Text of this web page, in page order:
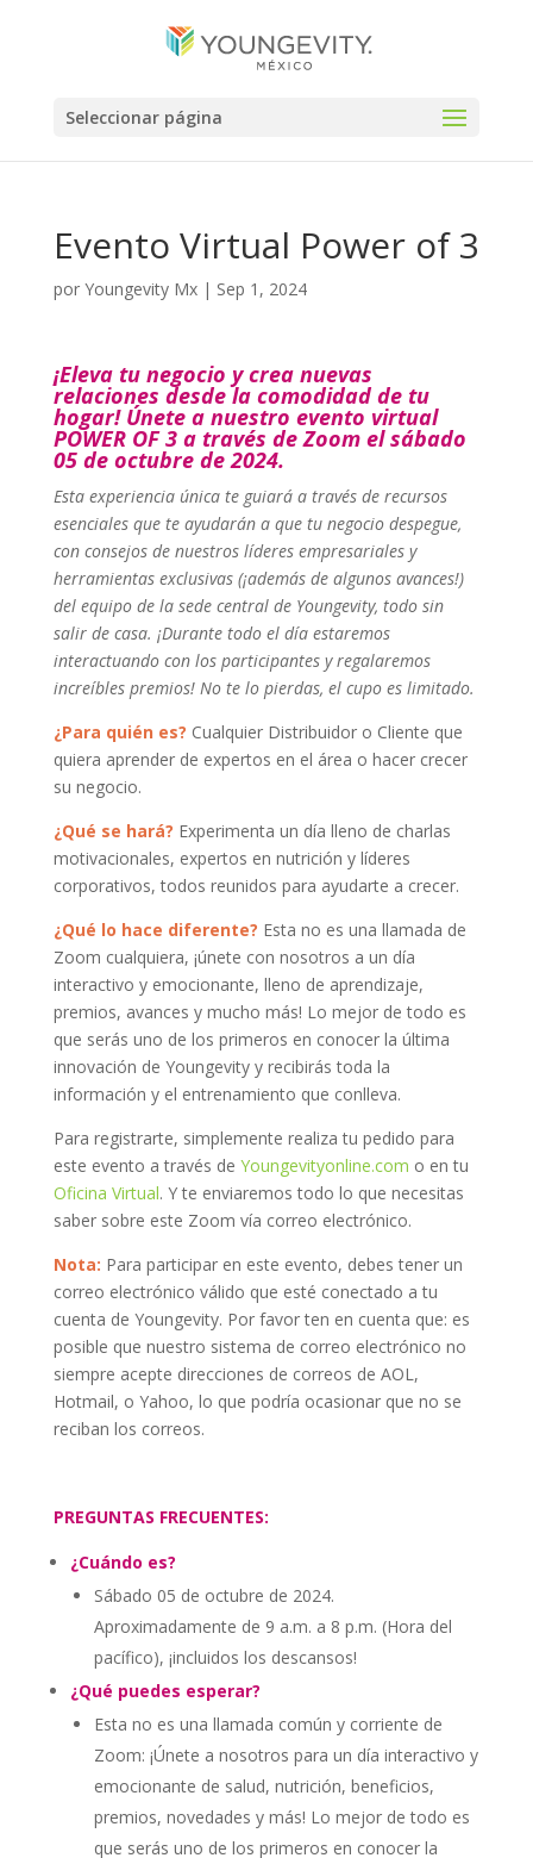
Seleccionar página
Evento Virtual Power of 3
por Youngevity Mx| Sep 1, 2024
¡Eleva tu negocio y crea nuevas
relaciones desde la comodidad de tu
hogar! Únete a nuestro evento virtual
POWER OF 3 a través de Zoom el sábado
05 de octubre de 2024.
Esta experiencia única te guiará a través de recursos
esenciales que te ayudarán a que tu negocio despegue,
con consejos de nuestros líderes empresariales y
herramientas exclusivas (¡además de algunos avances!)
del equipo de la sede central de Youngevity, todo sin
salir de casa. ¡Durante todo el día estaremos
interactuando con los participantes y regalaremos
increíbles premios! No te lo pierdas, el cupo es limitado.
¿Para quién es? Cualquier Distribuidor o Cliente que
quiera aprender de expertos en el área o hacer crecer
su negocio.
¿Qué se hará? Experimenta un día lleno de charlas
motivacionales, expertos en nutrición y líderes
corporativos, todos reunidos para ayudarte a crecer.
¿Qué lo hace diferente? Esta no es una llamada de
Zoom cualquiera, ¡únete con nosotros a un día
interactivo y emocionante, lleno de aprendizaje,
premios, avances y mucho más! Lo mejor de todo es
que serás uno de los primeros en conocer la última
innovación de Youngevity y recibirás toda la
información y el entrenamiento que conlleva.
Para registrarte, simplemente realiza tu pedido para
este evento a través de Youngevityonline.com o en tu
Oficina Virtual. Y te enviaremos todo lo que necesitas
saber sobre este Zoom vía correo electrónico.
Nota: Para participar en este evento, debes tener un
correo electrónico válido que esté conectado a tu
cuenta de Youngevity. Por favor ten en cuenta que: es
posible que nuestro sistema de correo electrónico no
siempre acepte direcciones de correos de AOL,
Hotmail, o Yahoo, lo que podría ocasionar que no se
reciban los correos.
PREGUNTAS FRECUENTES:
¿Cuándo es?
Sábado 05 de octubre de 2024.
Aproximadamente de 9 a.m. a 8 p.m. (Hora del
pacífico), ¡incluidos los descansos!
¿Qué puedes esperar?
Esta no es una llamada común y corriente de
Zoom: ¡Únete a nosotros para un día interactivo y
emocionante de salud, nutrición, beneficios,
premios, novedades y más! Lo mejor de todo es
que serás uno de los primeros en conocer la